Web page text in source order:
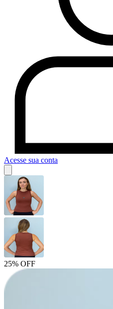
Acesse sua conta
25% OFF